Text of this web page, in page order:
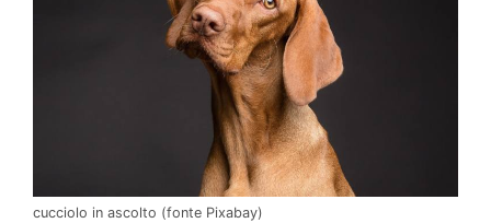
cucciolo in ascolto (fonte Pixabay)